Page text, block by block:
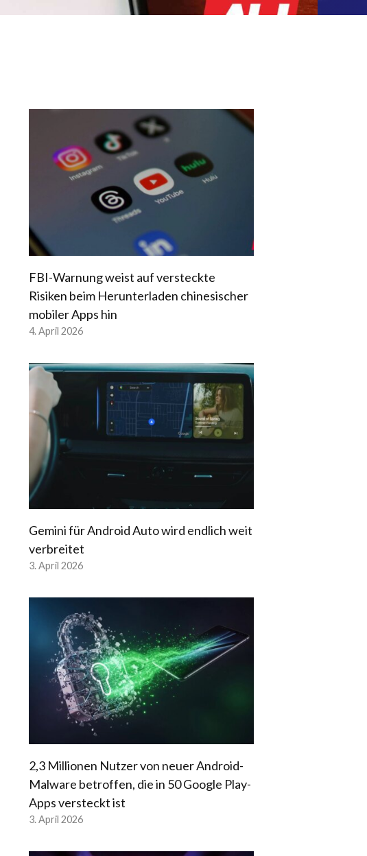
FBI-Warnung weist auf versteckte
Risiken beim Herunterladen chinesischer
mobiler Apps hin
4. April 2026
Gemini für Android Auto wird endlich weit
verbreitet
3. April 2026
2,3 Millionen Nutzer von neuer Android-
Malware betroffen, die in 50 Google Play-
Apps versteckt ist
3. April 2026